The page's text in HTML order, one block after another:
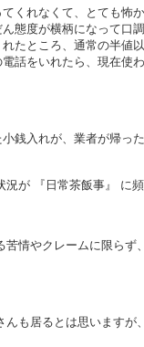
くれなくて、とても怖か
態度が横柄になって口調
たところ、通常の半値
話をいれたら、現在使
銭入れが、業者が帰っ
が 『日常茶飯事』 に頻
情やクレームに限ら
も居るとは思います